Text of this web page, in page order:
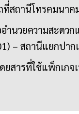
สถานีโทรคมนาค
ำนวยความสะดวก
– สถานีแยกปาก
สารที่ใช้แพ็กเกจ